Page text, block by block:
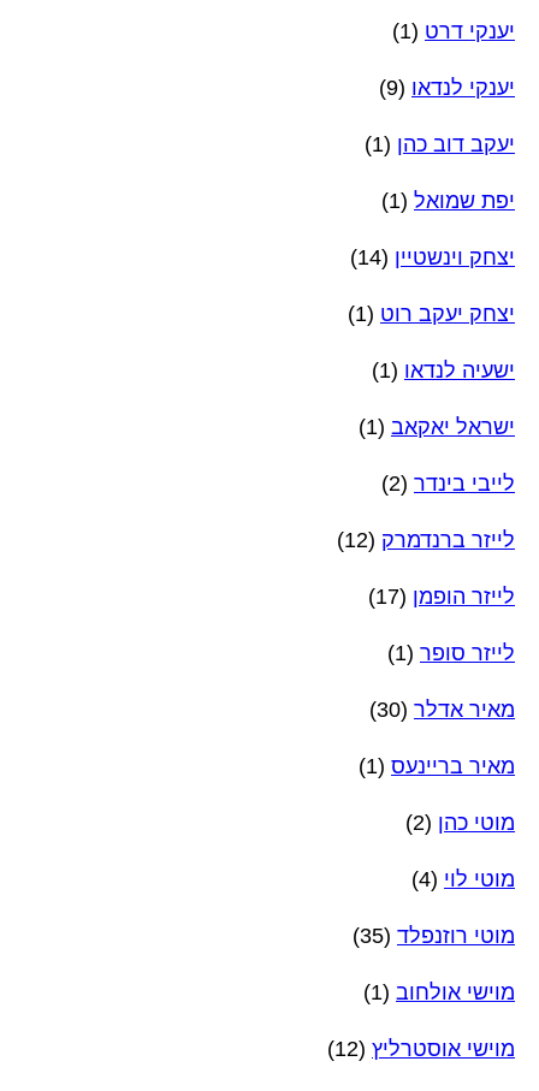
יענקי דרט (1)
יענקי לנדאו (9)
יעקב דוב כהן (1)
יפת שמואל (1)
יצחק וינשטיין (14)
יצחק יעקב רוט (1)
ישעיה לנדאו (1)
ישראל יאקאב (1)
לייבי בינדר (2)
לייזר ברנדמרק (12)
לייזר הופמן (17)
לייזר סופר (1)
מאיר אדלר (30)
מאיר בריינעס (1)
מוטי כהן (2)
מוטי לוי (4)
מוטי רוזנפלד (35)
מוישי אולחוב (1)
מוישי אוסטרליץ (12)